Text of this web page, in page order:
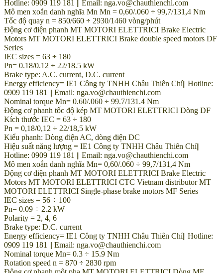
Hotline: 0909 119 181 || Email: nga.vo@chauthienchi.com
Mô men xoắn danh nghĩa Mn Mn = 0,60/.060 ÷ 99,7/131,4 Nm
Tốc độ quay n = 850/660 ÷ 2930/1460 vòng/phút
Động cơ điện phanh MT MOTORI ELETTRICI Brake Electric
Motors MT MOTORI ELETTRICI Brake double speed motors DF
Series
IEC sizes = 63 ÷ 180
Pn= 0.18/0.12 ÷ 22/18.5 kW
Brake type: A.C. current, D.C. current
Energy efficiency= IE1 Công ty TNHH Châu Thiên Chí|| Hotline:
0909 119 181 || Email: nga.vo@chauthienchi.com
Nominal torque Mn= 0.60/.060 ÷ 99.7/131.4 Nm
Động cơ phanh tốc độ kép MT MOTORI ELETTRICI Dòng DF
Kích thước IEC = 63 ÷ 180
Pn = 0,18/0,12 ÷ 22/18,5 kW
Kiểu phanh: Dòng điện AC, dòng điện DC
Hiệu suất năng lượng = IE1 Công ty TNHH Châu Thiên Chí||
Hotline: 0909 119 181 || Email: nga.vo@chauthienchi.com
Mô men xoắn danh nghĩa Mn= 0,60/.060 ÷ 99,7/131,4 Nm
Động cơ điện phanh MT MOTORI ELETTRICI Brake Electric
Motors MT MOTORI ELETTRICI CTC Vietnam distributor MT
MOTORI ELETTRICI Single-phase brake motors MF Series
IEC sizes = 56 ÷ 100
Pn= 0.09 ÷ 2.2 kW
Polarity = 2, 4, 6
Brake type: D.C. current
Energy efficiency= IE1 Công ty TNHH Châu Thiên Chí|| Hotline:
0909 119 181 || Email: nga.vo@chauthienchi.com
Nominal torque Mn= 0.3 ÷ 15.9 Nm
Rotation speed n = 870 ÷ 2830 rpm